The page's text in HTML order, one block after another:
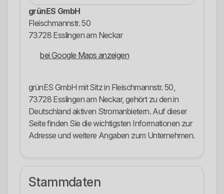
grünES GmbH
Fleischmannstr. 50
73728 Esslingen am Neckar
bei Google Maps anzeigen
grünES GmbH mit Sitz in Fleischmannstr. 50,
73728 Esslingen am Neckar, gehört zu den in
Deutschland aktiven Stromanbietern. Auf dieser
Seite finden Sie die wichtigsten Informationen zur
Adresse und weitere Angaben zum Unternehmen.
Stammdaten